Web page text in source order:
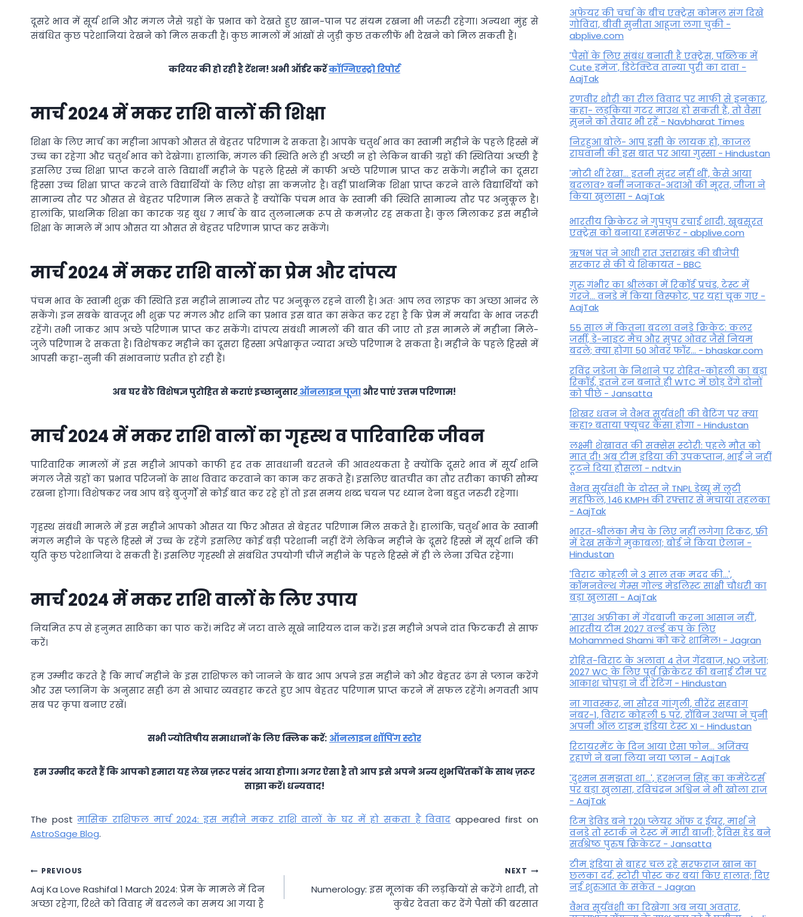
दूसरे भाव में सूर्य शनि और मंगल जैसे ग्रहों के प्रभाव को देखते हुए खान-पान पर संयम रखना भी जरुरी रहेगा। अन्यथा मुंह से
संबंधित कुछ परेशानियां देखने को मिल सकती हैं। कुछ मामलों में आंखों से जुड़ी कुछ तकलीफें भी देखने को मिल सकती हैं।
करियर की हो रही है टेंशन! अभी ऑर्डर करेंकॉग्निएस्ट्रो रिपोर्ट
मार्च 2024 में मकर राशि वालों की शिक्षा
शिक्षा के लिए मार्च का महीना आपको औसत से बेहतर परिणाम दे सकता है। आपके चतुर्थ भाव का स्वामी महीने के पहले हिस्से में
उच्च का रहेगा और चतुर्थ भाव को देखेगा। हालांकि, मंगल की स्थिति भले ही अच्छी न हो लेकिन बाकी ग्रहों की स्थितियां अच्छी हैं
इसलिए उच्च शिक्षा प्राप्त करने वाले विद्यार्थी महीने के पहले हिस्से में काफी अच्छे परिणाम प्राप्त कर सकेंगे। महीने का दूसरा
हिस्सा उच्च शिक्षा प्राप्त करने वाले विद्यार्थियों के लिए थोड़ा सा कमज़ोर है। वहीं प्राथमिक शिक्षा प्राप्त करने वाले विद्यार्थियों को
सामान्य तौर पर औसत से बेहतर परिणाम मिल सकते हैं क्योंकि पंचम भाव के स्वामी की स्थिति सामान्य तौर पर अनुकूल है।
हालांकि, प्राथमिक शिक्षा का कारक ग्रह बुध 7 मार्च के बाद तुलनात्मक रूप से कमज़ोर रह सकता है। कुल मिलाकर इस महीने
शिक्षा के मामले में आप औसत या औसत से बेहतर परिणाम प्राप्त कर सकेंगे।
मार्च 2024 में मकर राशि वालों का प्रेम और दांपत्य
पंचम भाव के स्वामी शुक्र की स्थिति इस महीने सामान्य तौर पर अनुकूल रहने वाली है। अतः आप लव लाइफ का अच्छा आनंद ले
सकेंगे। इन सबके बावजूद भी शुक्र पर मंगल और शनि का प्रभाव इस बात का संकेत कर रहा है कि प्रेम में मर्यादा के भाव जरूरी
रहेंगे। तभी जाकर आप अच्छे परिणाम प्राप्त कर सकेंगे। दांपत्य संबंधी मामलों की बात की जाए तो इस मामले में महीना मिले-
जुले परिणाम दे सकता है। विशेषकर महीने का दूसरा हिस्सा अपेक्षाकृत ज्यादा अच्छे परिणाम दे सकता है। महीने के पहले हिस्से में
आपसी कहा-सुनी की संभावनाएं प्रतीत हो रही हैं।
अब घर बैठे विशेषज्ञ पुरोहित से कराएं इच्छानुसारऑनलाइन पूजाऔर पाएं उत्तम परिणाम!
मार्च 2024 में मकर राशि वालों का गृहस्थ व पारिवारिक जीवन
पारिवारिक मामलों में इस महीने आपको काफी हद तक सावधानी बरतने की आवश्यकता है क्योंकि दूसरे भाव में सूर्य शनि
मंगल जैसे ग्रहों का प्रभाव परिजनों के साथ विवाद करवाने का काम कर सकते हैं। इसलिए बातचीत का तौर तरीका काफी सौम्य
रखना होगा। विशेषकर जब आप बड़े बुजुर्गों से कोई बात कर रहे हों तो इस समय शब्द चयन पर ध्यान देना बहुत जरुरी रहेगा।
गृहस्थ संबंधी मामले में इस महीने आपको औसत या फिर औसत से बेहतर परिणाम मिल सकते हैं। हालांकि, चतुर्थ भाव के स्वामी
मंगल महीने के पहले हिस्से में उच्च के रहेंगे इसलिए कोई बड़ी परेशानी नहीं देंगे लेकिन महीने के दूसरे हिस्से में सूर्य शनि की
युति कुछ परेशानियां दे सकती हैं। इसलिए गृहस्थी से संबंधित उपयोगी चीज़ें महीने के पहले हिस्से में ही ले लेना उचित रहेगा।
मार्च 2024 में मकर राशि वालों के लिए उपाय
नियमित रूप से हनुमत साठिका का पाठ करें। मंदिर में जटा वाले सूखे नारियल दान करें। इस महीने अपने दांत फिटकरी से साफ
करें।
हम उम्मीद करते हैं कि मार्च महीने के इस राशिफल को जानने के बाद आप अपने इस महीने को और बेहतर ढंग से प्लान करेंगे
और उस प्लानिंग के अनुसार सही ढंग से आचार व्यवहार करते हुए आप बेहतर परिणाम प्राप्त करने में सफल रहेंगे। भगवती आप
सब पर कृपा बनाए रखें।
सभी ज्योतिषीय समाधानों के लिए क्लिक करें: ऑनलाइन शॉपिंग स्टोर
हम उम्मीद करते हैं कि आपको हमारा यह लेख ज़रूर पसंद आया होगा। अगर ऐसा है तो आप इसे अपने अन्य शुभचिंतकों के साथ ज़रूर
साझा करें। धन्यवाद!
The postमासिक राशिफल मार्च 2024: इस महीने मकर राशि वालों के घर में हो सकता है विवाद appeared first on
AstroSage Blog.
Post
navigation
PREVIOUS
Aaj Ka Love Rashifal 1 March 2024: प्रेम के मामले में दिन
अच्छा रहेगा, रिश्ते को विवाह में बदलने का समय आ गया है
NEXT
Numerology: इस मूलांक की लड़कियों से करेंगे शादी, तो
कुबेर देवता कर देंगे पैसों की बरसात
अफेयर की चर्चा के बीच एक्ट्रेस कोमल संग दिखे
गोविंदा, बीवी सुनीता आहूजा लगा चुकी -
abplive.com
'पैसों के लिए संबंध बनाती है एक्ट्रेस, पब्लिक में
Cute इमेज', डिटेक्टिव तान्या पुरी का दावा -
AajTak
रणवीर शौरी का रील विवाद पर माफी से इनकार,
कहा- लड़कियां गटर माउथ हो सकती हैं, तो वैसा
सुनने को तैयार भी रहें - Navbharat Times
निरहुआ बोले- आप इसी के लायक हो, काजल
राघवानी की इस बात पर आया गुस्सा - Hindustan
'मोटी थीं रेखा... इतनी सुंदर नहीं थीं', कैसे आया
बदलाव? बनीं नजाकत-अदाओं की मूरत, जीजा ने
किया खुलासा - AajTak
भारतीय क्रिकेटर ने गुपचुप रचाई शादी, खूबसूरत
एक्ट्रेस को बनाया हमसफर - abplive.com
ऋषभ पंत ने आधी रात उत्तराखंड की बीजेपी
सरकार से की ये शिकायत - BBC
गुरु गंभीर का श्रीलंका में र‍िकॉर्ड प्रचंड, टेस्ट में
गरजे... वनडे में किया व‍िस्फोट, पर यहां चूक गए -
AajTak
55 साल में कितना बदला वनडे क्रिकेट: कलर
जर्सी, डे-नाइट मैच और सुपर ओवर जैसे नियम
बदले; क्या होगा 50 ओवर फॉर... - bhaskar.com
रविंद्र जडेजा के निशाने पर रोहित-कोहली का बड़ा
रिकॉर्ड, इतने रन बनाते ही WTC में छोड़ देंगे दोनों
को पीछे - Jansatta
शिखर धवन ने वैभव सूर्यवंशी की बैटिंग पर क्या
कहा? बताया फ्यूचर कैसा होगा - Hindustan
लक्ष्मी शेखावत की सक्‍सेस स्‍टोरी: पहले मौत को
मात दी! अब टीम इंडिया की उपकप्तान, भाई ने नहीं
टूटने दिया हौसला - ndtv.in
वैभव सूर्यवंशी के दोस्त ने TNPL डेब्यू में लूटी
महफिल, 146 KMPH की रफ्तार से मचाया तहलका
- AajTak
भारत-श्रीलंका मैच के लिए नहीं लगेगा टिकट, फ्री
में देख सकेंगे मुकाबला; बोर्ड ने किया ऐलान -
Hindustan
'विराट कोहली ने 3 साल तक मदद की...',
कॉमनवेल्थ गेम्स गोल्ड मेडलिस्ट साक्षी चौधरी का
बड़ा खुलासा - AajTak
'साउथ अफ्रीका में गेंदबाजी करना आसान नहीं',
भारतीय टीम 2027 वर्ल्‍ड कप के लिए
Mohammed Shami को करे शामिल! - Jagran
रोहित-विराट के अलावा 4 तेज गेंदबाज, NO जडेजा;
2027 WC के लिए पूर्व क्रिकेटर की बनाई टीम पर
आकाश चोपड़ा ने दी रेटिंग - Hindustan
ना गावस्कर, ना सौरव गांगुली, वीरेंद्र सहवाग
नंबर-1, विराट कोहली 5 पर, रॉबिन उथप्पा ने चुनी
अपनी ऑल टाइम इंडिया टेस्ट XI - Hindustan
रिटायरमेंट के दिन आया ऐसा फोन... अजिंक्य
रहाणे ने बना लिया नया प्लान - AajTak
'दुश्मन समझता था...', हरभजन सिंह का कमेंटेटर्स
पर बड़ा खुलासा, रव‍िचंद्रन अश्विन ने भी खोला राज
- AajTak
टिम डेविड बने T20I प्लेयर ऑफ द ईयर, मार्श ने
वनडे तो स्टार्क ने टेस्ट में मारी बाजी; ट्रैविस हेड बने
सर्वश्रेष्ठ पुरुष क्रिकेटर - Jansatta
टीम इंडिया से बाहर चल रहे सरफराज खान का
छलका दर्द, स्टोरी पोस्ट कर बयां किए हालात; दिए
नई शुरुआत के संकेत - Jagran
वैभव सूर्यवंशी का दिखेगा अब नया अवतार,